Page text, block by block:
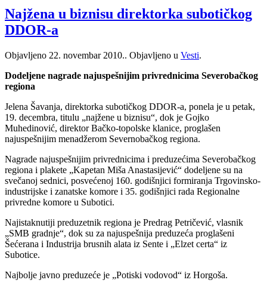
Najžena u biznisu direktorka subotičkog
DDOR-a
Objavljeno 22. novembar 2010.. Objavljeno u Vesti.
Dodeljene nagrade najuspešnijim privrednicima Severobačkog
regiona
Jelena Šavanja, direktorka subotičkog DDOR-a, ponela je u petak,
19. decembra, titulu „najžene u biznisu“, dok je Gojko
Muhedinović, direktor Bačko-topolske klanice, proglašen
najuspešnijim menadžerom Severnobačkog regiona.
Nagrade najuspešnijim privrednicima i preduzećima Severobačkog
regiona i plakete „Kapetan Miša Anastasijević“ dodeljene su na
svečanoj sednici, posvećenoj 160. godišnjici formiranja Trgovinsko-
industrijske i zanatske komore i 35. godišnjici rada Regionalne
privredne komore u Subotici.
Najistaknutiji preduzetnik regiona je Predrag Petričević, vlasnik
„SMB gradnje“, dok su za najuspešnija preduzeća proglašeni
Šećerana i Industrija brusnih alata iz Sente i „Elzet certa“ iz
Subotice.
Najbolje javno preduzeće je „Potiski vodovod“ iz Horgoša.